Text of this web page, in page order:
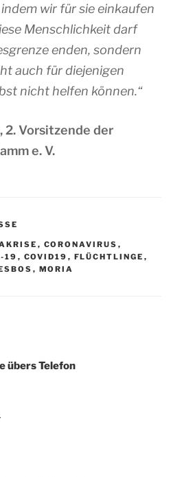
wir für sie einkaufen
Menschlichkeit darf
enden, sondern
auch für diejenigen
nicht helfen können.“
Vorsitzende der
e. V.
, CORONAVIRUS ,
19 , COVID19 , FLÜCHTLINGE ,
, MORIA
übers Telefon